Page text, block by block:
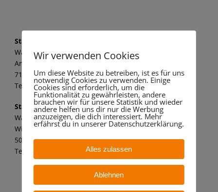
Standort Marbach
Wandaa GmbH
Am alten Kraftwerk 1
71672 Marbach a. N.
Tel.: 07144 8062 149
Standort Bergheim
Wandaa GmbH
Willy-Messerschmitt-Str. 6
50126 Bergheim – Paffendorf
Tel.: 02271 7 59 21 11
Wir verwenden Cookies
Um diese Website zu betreiben, ist es für uns
notwendig Cookies zu verwenden. Einige
Cookies sind erforderlich, um die
Funktionalität zu gewährleisten, andere
brauchen wir für unsere Statistik und wieder
andere helfen uns dir nur die Werbung
anzuzeigen, die dich interessiert. Mehr
erfährst du in unserer Datenschutzerklärung.
Alles zulassen
Ablehnen